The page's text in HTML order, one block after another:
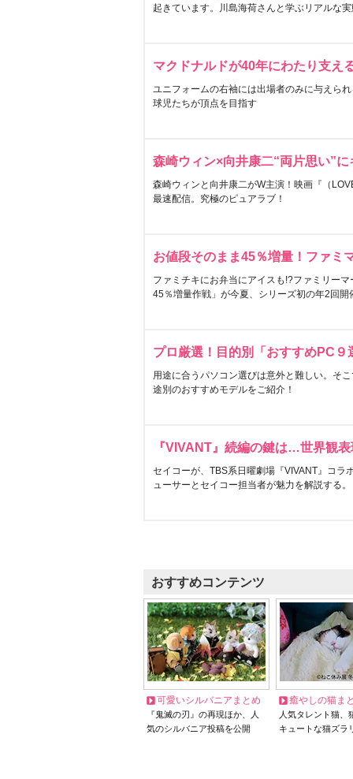
起きています。川島海荷さんと学ぶリアルな
マクドナルドが40年にわたり支え
ユニフォームの右袖には出場者のみに与えら
球児たちが頂点を目指す
森崎ウィン×向井康二“両片思い”
森崎ウィンと向井康二がW主演！映画『（
最速配信。究極のピュアラブ！
お値段そのまま45％増量！ファミ
ファミチキにお弁当にアイスも!?ファミリー
45％増量作戦」が今夏、シリーズ初の年2回開
プロ厳選！目的別「おすすめPC９
用途に合うパソコン選びは意外と難しい。そ
途別のおすすめモデルをご紹介！
『VIVANT』続編の鍵は…世界観
セイコーが、TBS系日曜劇場『VIVANT』コラ
ューサーとセイコー担当者が魅力を解説する。
おすすめコンテンツ
可愛いシルバニアまとめ
『鬼滅の刃』の再現ほか、人
気のシルバニア投稿を公開
癒やしの猫ま
人気タレント猫
キュートな猫ズラ